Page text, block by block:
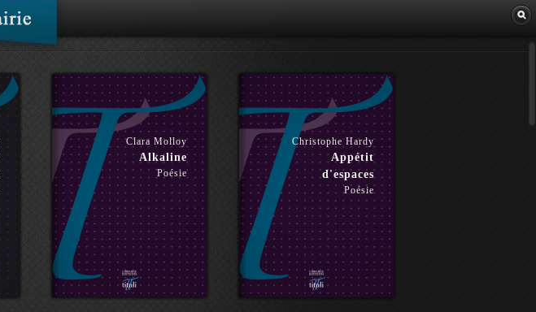
Clara Molloy
Alkaline
Poésie
Christophe Hardy
Appétit
d'espaces
Poésie